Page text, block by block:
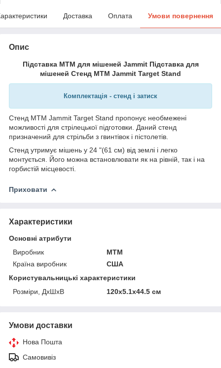
Доставка Оплата Умови повернення
Опис
Підставка MTM для мішеней Jammit Підставка для
мішеней Стенд MTM Jammit Target Stand
Комплектація - стенд і затиск
Стенд MTM Jammit Target Stand пропонує необмежені
можливості для стрілецької підготовки. Даний стенд
призначений для стрільби з гвинтівок і пістолетів.
Стенд утримує мішень у 24 "(61 см) від землі і легко
монтується. Його можна встановлювати як на рівній, так і на
горбистій місцевості.
Приховати
Характеристики
Основні атрибути
Виробник
MTM
Країна виробник
США
Користувальницькі характеристики
Розміри, ДхШхВ
120х5.1х44.5 см
Умови доставки
Нова Пошта
Самовивіз